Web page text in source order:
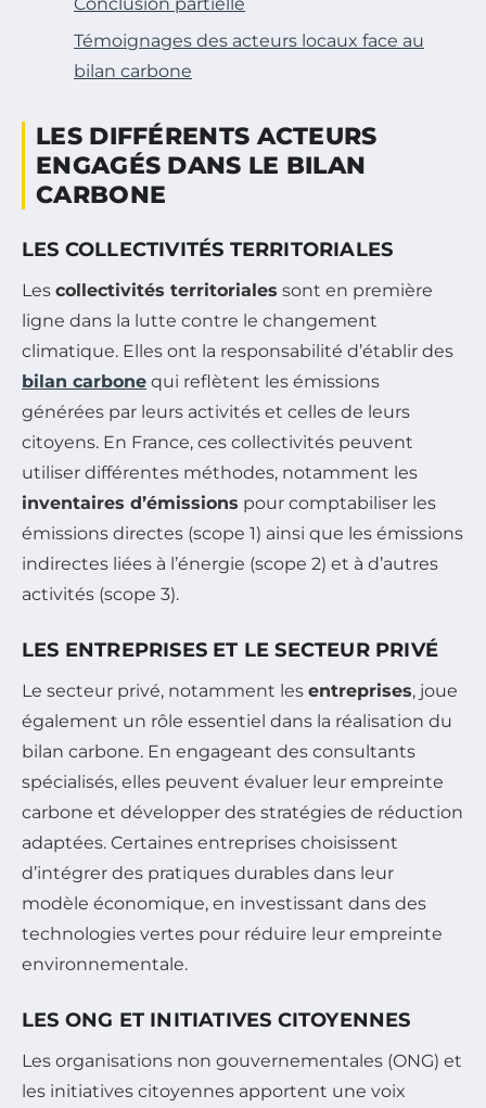
Témoignages des acteurs locaux face au
bilan carbone
LES DIFFÉRENTS ACTEURS
ENGAGÉS DANS LE BILAN
CARBONE
LES COLLECTIVITÉS TERRITORIALES
Les collectivités territoriales sont en première
ligne dans la lutte contre le changement
climatique. Elles ont la responsabilité d’établir des
bilan carbone qui reflètent les émissions
générées par leurs activités et celles de leurs
citoyens. En France, ces collectivités peuvent
utiliser différentes méthodes, notamment les
inventaires d’émissions pour comptabiliser les
émissions directes (scope 1) ainsi que les émissions
indirectes liées à l’énergie (scope 2) et à d’autres
activités (scope 3).
LES ENTREPRISES ET LE SECTEUR PRIVÉ
Le secteur privé, notamment les entreprises, joue
également un rôle essentiel dans la réalisation du
bilan carbone. En engageant des consultants
spécialisés, elles peuvent évaluer leur empreinte
carbone et développer des stratégies de réduction
adaptées. Certaines entreprises choisissent
d’intégrer des pratiques durables dans leur
modèle économique, en investissant dans des
technologies vertes pour réduire leur empreinte
environnementale.
LES ONG ET INITIATIVES CITOYENNES
Les organisations non gouvernementales (ONG) et
les initiatives citoyennes apportent une voix